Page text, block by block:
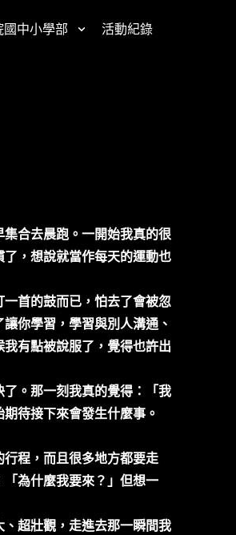
中小學部 活動紀錄
合去晨跑。一開始我真的很
，想說就當作每天的運動也
首的鼓而已，怕去了會被忽
你學習，學習與別人溝通、
有點被說服了，覺得也許出
。那一刻我真的覺得：「我
待接下來會發生什麼事。
程，而且很多地方都要走
為什麼我要來？」但想一
超壯觀，走進去那一瞬間我